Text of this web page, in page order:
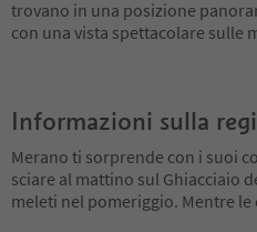
trovano in una posizione
con una vista spettacolare sulle
Informazioni sulla
Merano ti sorprende con i suoi
sciare al mattino sul Ghiacciaio
meleti nel pomeriggio. Mentre le